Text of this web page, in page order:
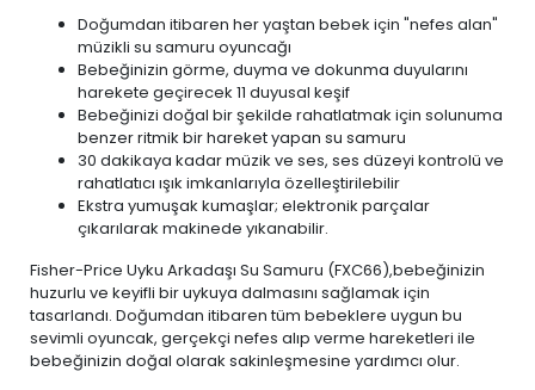
Doğumdan itibaren her yaştan bebek için "nefes alan"
müzikli su samuru oyuncağı
Bebeğinizin görme, duyma ve dokunma duyularını
harekete geçirecek 11 duyusal keşif
Bebeğinizi doğal bir şekilde rahatlatmak için solunuma
benzer ritmik bir hareket yapan su samuru
30 dakikaya kadar müzik ve ses, ses düzeyi kontrolü ve
rahatlatıcı ışık imkanlarıyla özelleştirilebilir
Ekstra yumuşak kumaşlar; elektronik parçalar
çıkarılarak makinede yıkanabilir.
Fisher-Price Uyku Arkadaşı Su Samuru (FXC66),bebeğinizin
huzurlu ve keyifli bir uykuya dalmasını sağlamak için
tasarlandı. Doğumdan itibaren tüm bebeklere uygun bu
sevimli oyuncak, gerçekçi nefes alıp verme hareketleri ile
bebeğinizin doğal olarak sakinleşmesine yardımcı olur.